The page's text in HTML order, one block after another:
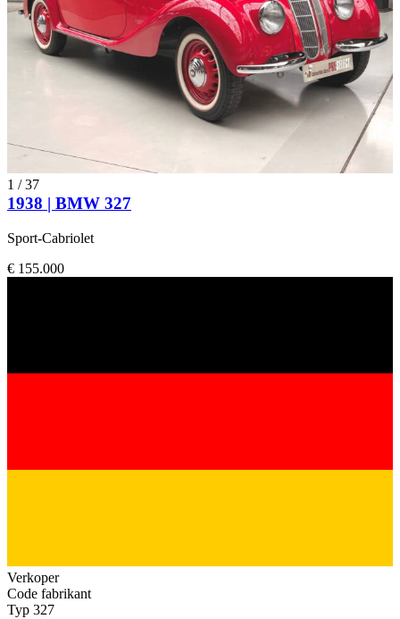
1 /37
1938 | BMW 327
Sport-Cabriolet
€ 155.000
Verkoper
Code fabrikant
Typ 327